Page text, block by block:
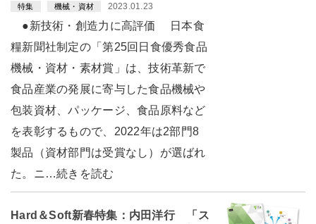
特集 機械・資材 2023.01.23
●新技術・創造力に高評価 日本食
糧新聞社制定の「第25回日食優秀食品
機械・資材・素材賞」は、技術革新で
食品産業の発展に寄与した食品機械や
包装資材、パッケージ、食品原料など
を表彰するもので、2022年は2部門8
製品（資材部門は受賞なし）が選ばれ
た。ニ…続きを読む
Hard＆Soft新春特集：内田洋行 「ス